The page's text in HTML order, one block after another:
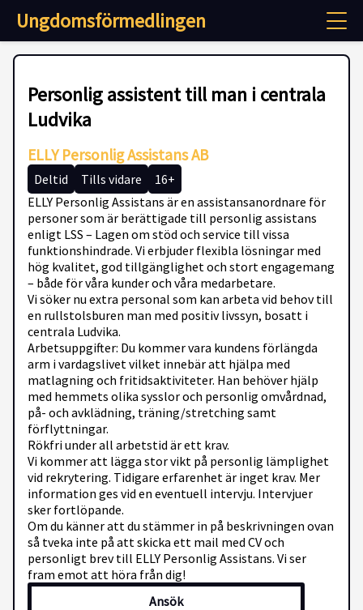
Ungdomsförmedlingen
Personlig assistent till man i centrala
Ludvika
ELLY Personlig Assistans AB
Deltid Tills vidare
16+
ELLY Personlig Assistans är en assistansanordnare för
personer som är berättigade till personlig assistans
enligt LSS – Lagen om stöd och service till vissa
funktionshindrade. Vi erbjuder flexibla lösningar med
hög kvalitet, god tillgänglighet och stort engagemang
– både för våra kunder och våra medarbetare.
Vi söker nu extra personal som kan arbeta vid behov till
en rullstolsburen man med positiv livssyn, bosatt i
centrala Ludvika.
Arbetsuppgifter: Du kommer vara kundens förlängda
arm i vardagslivet vilket innebär att hjälpa med
matlagning och fritidsaktiviteter. Han behöver hjälp
med hemmets olika sysslor och personlig omvårdnad,
på- och avklädning, träning/stretching samt
förflyttningar.
Rökfri under all arbetstid är ett krav.
Vi kommer att lägga stor vikt på personlig lämplighet
vid rekrytering. Tidigare erfarenhet är inget krav. Mer
information ges vid en eventuell intervju. Intervjuer
sker fortlöpande.
Om du känner att du stämmer in på beskrivningen ovan
så tveka inte på att skicka ett mail med CV och
personligt brev till ELLY Personlig Assistans. Vi ser
fram emot att höra från dig!
Ansök